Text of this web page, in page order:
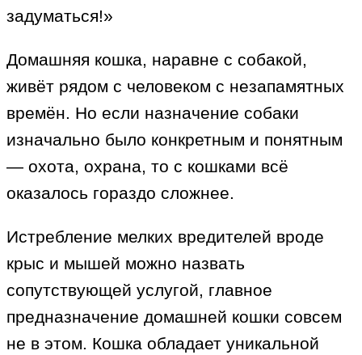
задуматься!»
Домашняя кошка, наравне с собакой,
живёт рядом с человеком с незапамятных
времён. Но если назначение собаки
изначально было конкретным и понятным
— охота, охрана, то с кошками всё
оказалось гораздо сложнее.
Истребление мелких вредителей вроде
крыс и мышей можно назвать
сопутствующей услугой, главное
предназначение домашней кошки совсем
не в этом. Кошка обладает уникальной